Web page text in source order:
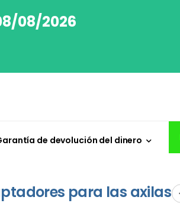
08/2026
de devolución del dinero
para las axilas